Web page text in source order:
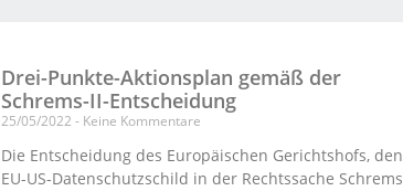
Drei-Punkte-Aktionsplan gemäß der
Schrems-II-Entscheidung
25/05/2022 Keine Kommentare
Die Entscheidung des Europäischen Gerichtshofs, den
EU-US-Datenschutzschild in der Rechtssache Schrems